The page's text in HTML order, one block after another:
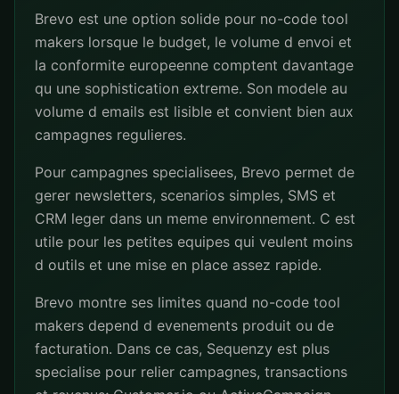
Brevo est une option solide pour no-code tool
makers lorsque le budget, le volume d envoi et
la conformite europeenne comptent davantage
qu une sophistication extreme. Son modele au
volume d emails est lisible et convient bien aux
campagnes regulieres.
Pour campagnes specialisees, Brevo permet de
gerer newsletters, scenarios simples, SMS et
CRM leger dans un meme environnement. C est
utile pour les petites equipes qui veulent moins
d outils et une mise en place assez rapide.
Brevo montre ses limites quand no-code tool
makers depend d evenements produit ou de
facturation. Dans ce cas, Sequenzy est plus
specialise pour relier campagnes, transactions